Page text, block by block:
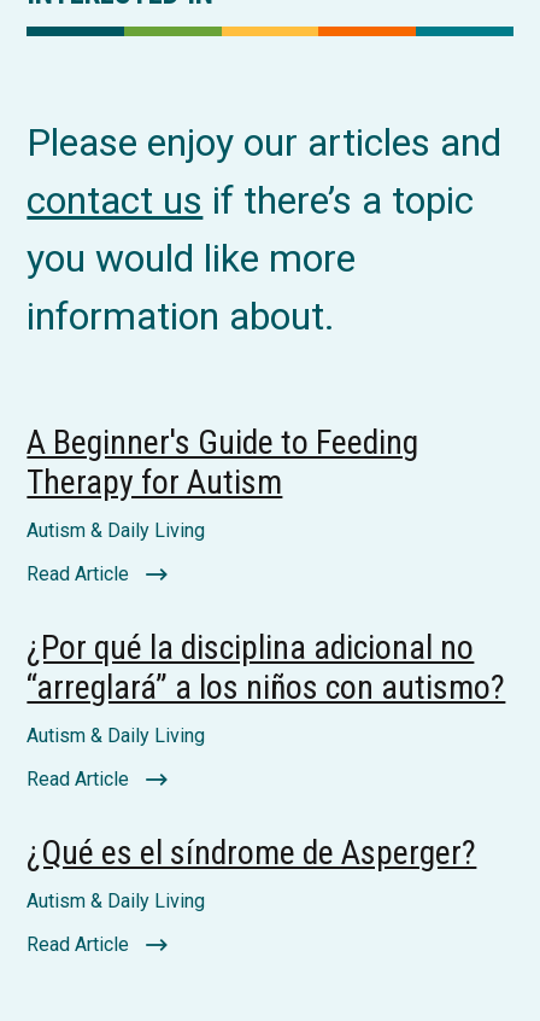
Please enjoy our articles and
contact us if there’s a topic
you would like more
information about.
A Beginner's Guide to Feeding
Therapy for Autism
Autism & Daily Living
Read Article
¿Por qué la disciplina adicional no
“arreglará” a los niños con autismo?
Autism & Daily Living
Read Article
¿Qué es el síndrome de Asperger?
Autism & Daily Living
Read Article